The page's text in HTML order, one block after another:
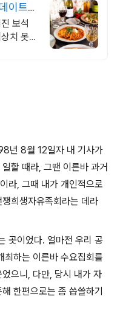
이트를
보석
치 못한
년 8월 12일자 내 기사가
할 때라, 그땐 이른바 과거
라, 그때 내가 개인적으로
희생자유족회라는 데라
곳이었다. 얼마전 우리 공
최하는 이른바 수요집회를
으니, 다만, 당시 내가 자
한편으로는 좀 씁쓸하기